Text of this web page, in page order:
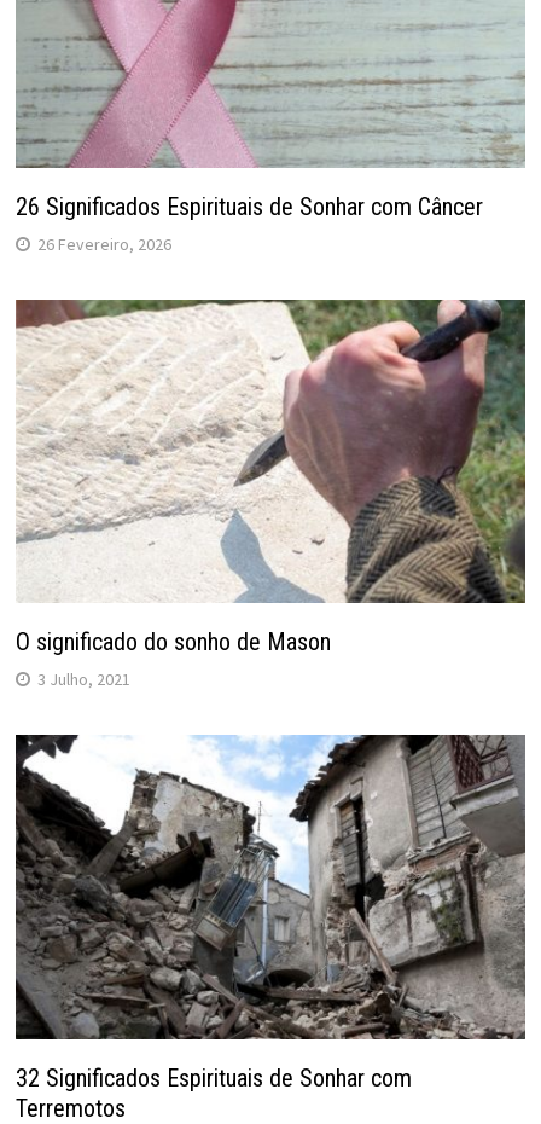
26 Significados Espirituais de Sonhar com Câncer
26 Fevereiro, 2026
O significado do sonho de Mason
3 Julho, 2021
32 Significados Espirituais de Sonhar com
Terremotos